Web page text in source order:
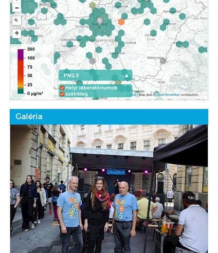
Galéria